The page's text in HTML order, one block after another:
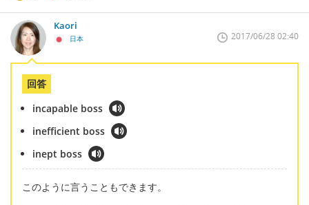
Kaori
日本 2017/06/28 02:40
回答
incapable boss
inefficient boss
inept boss
このように言うこともできます。